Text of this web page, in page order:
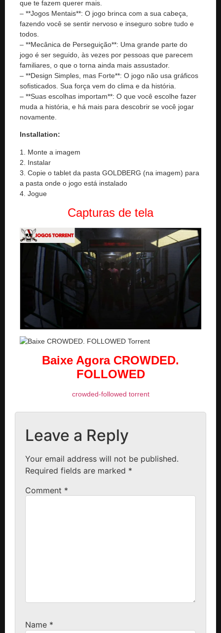
que te fazem querer mais.
– **Jogos Mentais**: O jogo brinca com a sua cabeça,
fazendo você se sentir nervoso e inseguro sobre tudo e
todos.
– **Mecânica de Perseguição**: Uma grande parte do
jogo é ser seguido, às vezes por pessoas que parecem
familiares, o que o torna ainda mais assustador.
– **Design Simples, mas Forte**: O jogo não usa gráficos
sofisticados. Sua força vem do clima e da história.
– **Suas escolhas importam**: O que você escolhe fazer
muda a história, e há mais para descobrir se você jogar
novamente.
Installation:
1. Monte a imagem
2. Instalar
3. Copie o tablet da pasta GOLDBERG (na imagem) para
a pasta onde o jogo está instalado
4. Jogue
Capturas de tela
Baixe Agora CROWDED.
FOLLOWED
crowded-followed torrent
Leave a Reply
Your email address will not be published.
Required fields are marked *
Comment *
Name *